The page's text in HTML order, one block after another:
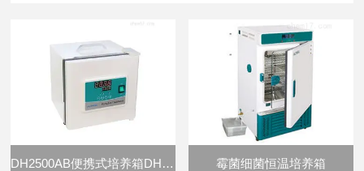
DH2500AB便携式培养箱DH2500AB 霉菌细菌恒温培养箱